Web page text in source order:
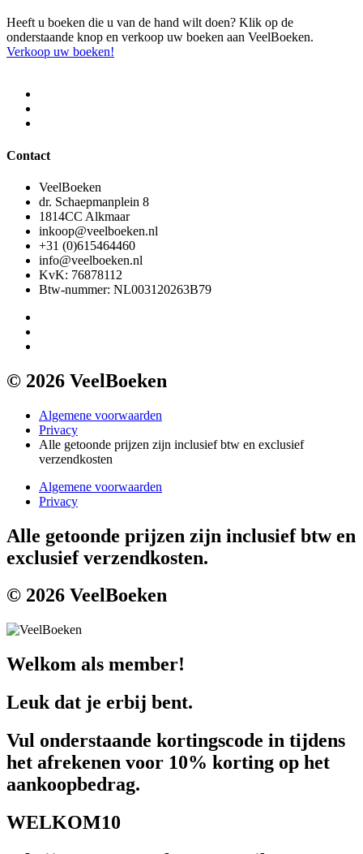
Heeft u boeken die u van de hand wilt doen? Klik op de
onderstaande knop en verkoop uw boeken aan VeelBoeken.
Verkoop uw boeken!
Contact
VeelBoeken
dr. Schaepmanplein 8
1814CC Alkmaar
inkoop@veelboeken.nl
+31 (0)615464460
info@veelboeken.nl
KvK: 76878112
Btw-nummer: NL003120263B79
© 2026 VeelBoeken
Algemene voorwaarden
Privacy
Alle getoonde prijzen zijn inclusief btw en exclusief
verzendkosten
Algemene voorwaarden
Privacy
Alle getoonde prijzen zijn inclusief btw en
exclusief verzendkosten.
© 2026 VeelBoeken
Welkom als member!
Leuk dat je erbij bent.
Vul onderstaande kortingscode in tijdens
het afrekenen voor 10% korting op het
aankoopbedrag.
WELKOM10